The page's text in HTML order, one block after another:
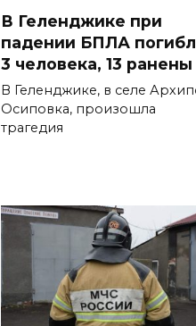
В Геленджике при
падении БПЛА
3 человека, 13 ранены
В Геленджике, в селе
Осиповка, произошла
трагедия